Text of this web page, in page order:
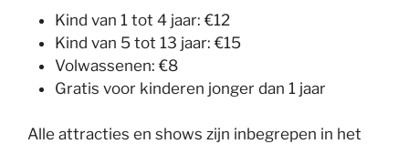
Kind van 1 tot 4 jaar: €12
Kind van 5 tot 13 jaar: €15
Volwassenen: €8
Gratis voor kinderen jonger dan 1 jaar
Alle attracties en shows zijn inbegrepen in het